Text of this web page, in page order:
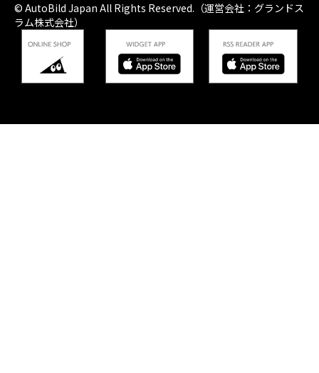
© AutoBild Japan All Rights Reserved.（運営会社：グランドス
ラム株式会社）